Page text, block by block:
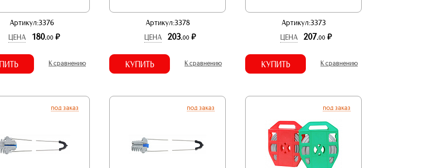
Артикул:3376
ЦЕНА
180.00 р.
К сравнению
Артикул:3378
ЦЕНА
203.00 р.
КУПИТЬ К сравнению
Артикул:3373
ЦЕНА
207.00 р.
КУПИТЬ К сравнению
под заказ под заказ под заказ